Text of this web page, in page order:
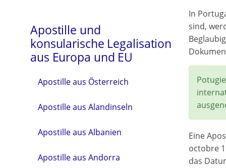
Apostille und
konsularische Legalisation
aus Europa und EU
Apostille aus Österreich
Apostille aus Alandinseln
Apostille aus Albanien
Apostille aus Andorra
In
sind,
Eine
octobre
das